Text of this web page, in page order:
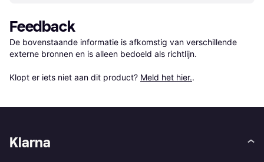
Feedback
De bovenstaande informatie is afkomstig van verschillende
externe bronnen en is alleen bedoeld als richtlijn.
Klopt er iets niet aan dit product? Meld het hier..
Klarna